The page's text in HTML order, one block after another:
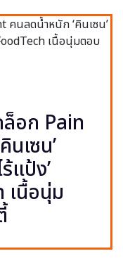
อก Pain
เซน’
แป้ง’
เนื้อนุ่ม